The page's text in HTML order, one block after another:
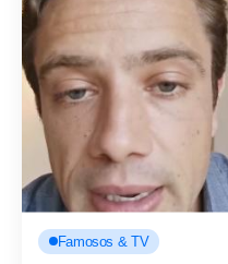
Famosos & TV